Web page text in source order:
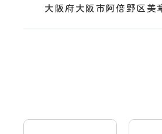
大阪府大阪市阿倍野区美